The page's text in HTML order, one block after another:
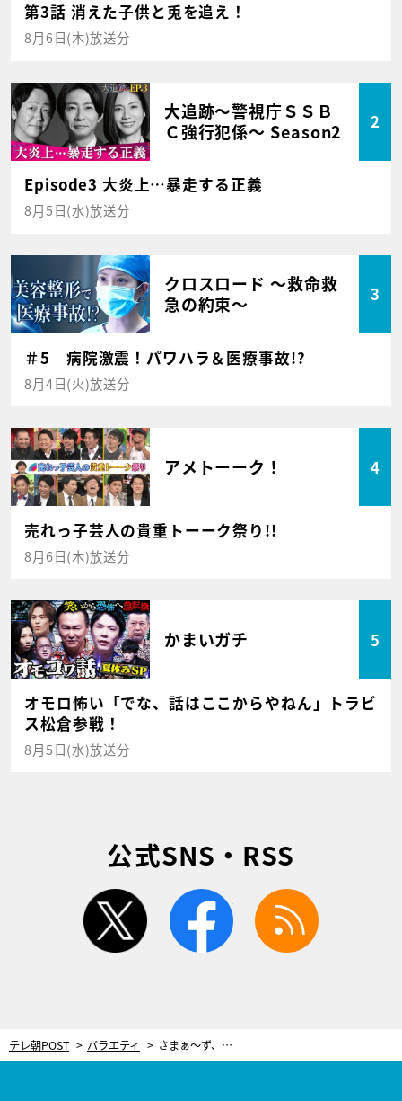
第3話 消えた子供と兎を追え！
8月6日(木)放送分
大追跡～警視庁ＳＳＢ
Ｃ強行犯係～ Season2
2
Episode3 大炎上…暴走する正義
8月5日(水)放送分
クロスロード ～救命救
急の約束～
3
＃5 病院激震！パワハラ＆医療事故!?
8月4日(火)放送分
アメトーーク！ 4
売れっ子芸人の貴重トーーク祭り!!
8月6日(木)放送分
かまいガチ 5
オモロ怖い「でな、話はここからやねん」トラビ
ス松倉参戦！
8月5日(水)放送分
公式SNS・RSS
twitter facebook
テレ朝POST バラエティ さまぁ～ず、テレビで約10年ぶりにくりぃむしちゅーと共演で感慨！